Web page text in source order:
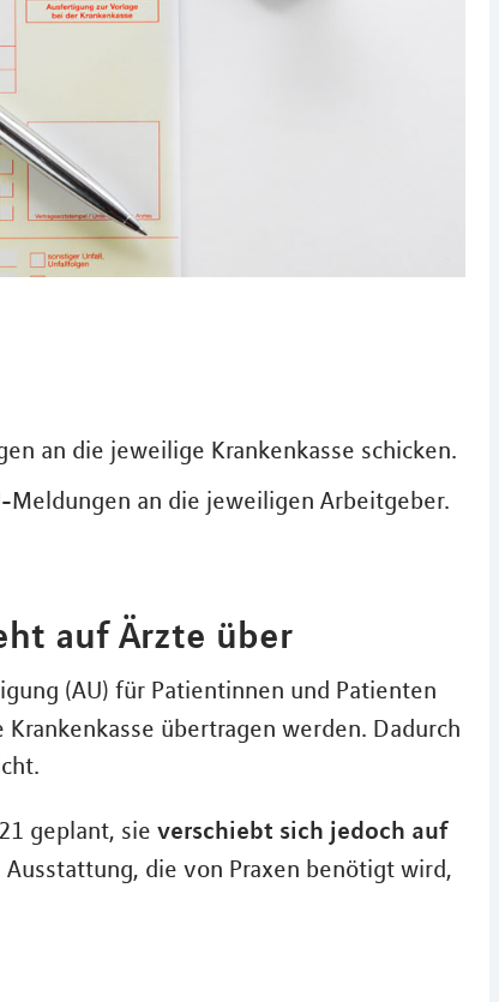
an die jeweilige Krankenkasse schicken.
Meldungen an die jeweiligen Arbeitgeber.
auf Ärzte über
(AU) für Patientinnen und Patienten
Krankenkasse übertragen werden. Dadurch
geplant, sie verschiebt sich jedoch auf
die von Praxen benötigt wird,